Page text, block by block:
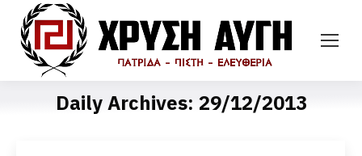
Daily Archives: 29/12/2013